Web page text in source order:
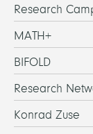
Research
MATH+
BIFOLD
Research
Konrad Zuse